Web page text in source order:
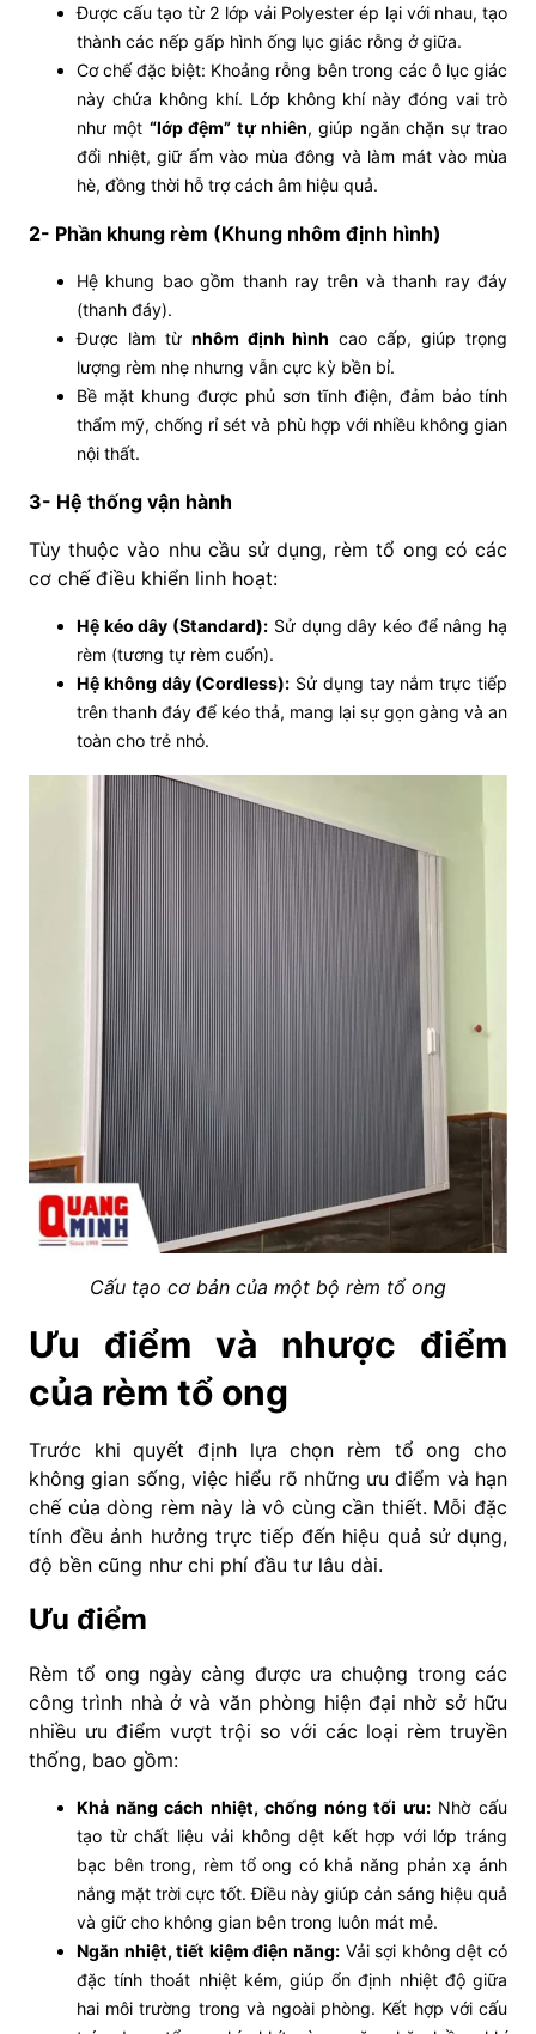
Được cấu tạo từ 2 lớp vải Polyester ép lại với nhau, tạo
thành các nếp gấp hình ống lục giác rỗng ở giữa.
Cơ chế đặc biệt: Khoảng rỗng bên trong các ô lục giác
này chứa không khí. Lớp không khí này đóng vai trò
như một “lớp đệm” tự nhiên, giúp ngăn chặn sự trao
đổi nhiệt, giữ ấm vào mùa đông và làm mát vào mùa
hè, đồng thời hỗ trợ cách âm hiệu quả.
2- Phần khung rèm (Khung nhôm định hình)
Hệ khung bao gồm thanh ray trên và thanh ray đáy
(thanh đáy).
Được làm từ nhôm định hình cao cấp, giúp trọng
lượng rèm nhẹ nhưng vẫn cực kỳ bền bỉ.
Bề mặt khung được phủ sơn tĩnh điện, đảm bảo tính
thẩm mỹ, chống rỉ sét và phù hợp với nhiều không gian
nội thất.
3- Hệ thống vận hành
Tùy thuộc vào nhu cầu sử dụng, rèm tổ ong có các
cơ chế điều khiển linh hoạt:
Hệ kéo dây (Standard): Sử dụng dây kéo để nâng hạ
rèm (tương tự rèm cuốn).
Hệ không dây (Cordless): Sử dụng tay nắm trực tiếp
trên thanh đáy để kéo thả, mang lại sự gọn gàng và an
toàn cho trẻ nhỏ.
Cấu tạo cơ bản của một bộ rèm tổ ong
Ưu điểm và nhược điểm
của rèm tổ ong
Trước khi quyết định lựa chọn rèm tổ ong cho
không gian sống, việc hiểu rõ những ưu điểm và hạn
chế của dòng rèm này là vô cùng cần thiết. Mỗi đặc
tính đều ảnh hưởng trực tiếp đến hiệu quả sử dụng,
độ bền cũng như chi phí đầu tư lâu dài.
Ưu điểm
Rèm tổ ong ngày càng được ưa chuộng trong các
công trình nhà ở và văn phòng hiện đại nhờ sở hữu
nhiều ưu điểm vượt trội so với các loại rèm truyền
thống, bao gồm:
Khả năng cách nhiệt, chống nóng tối ưu:Nhờ cấu
tạo từ chất liệu vải không dệt kết hợp với lớp tráng
bạc bên trong, rèm tổ ong có khả năng phản xạ ánh
nắng mặt trời cực tốt. Điều này giúp cản sáng hiệu quả
và giữ cho không gian bên trong luôn mát mẻ.
Ngăn nhiệt, tiết kiệm điện năng: Vải sợi không dệt có
đặc tính thoát nhiệt kém, giúp ổn định nhiệt độ giữa
hai môi trường trong và ngoài phòng. Kết hợp với cấu